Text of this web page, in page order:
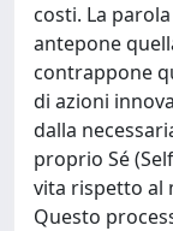
costi. La
antepone
contrappone
di azioni
dalla
proprio Sé
vita rispetto al
Questo